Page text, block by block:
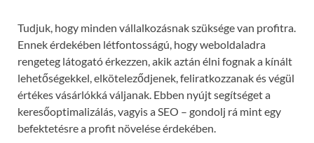
Tudjuk, hogy minden vállalkozásnak szüksége van profitra.
Ennek érdekében létfontosságú, hogy weboldaladra
rengeteg látogató érkezzen, akik aztán élni fognak a kínált
lehetőségekkel, elköteleződjenek, feliratkozzanak és végül
értékes vásárlókká váljanak. Ebben nyújt segítséget a
keresőoptimalizálás, vagyis a SEO – gondolj rá mint egy
befektetésre a profit növelése érdekében.